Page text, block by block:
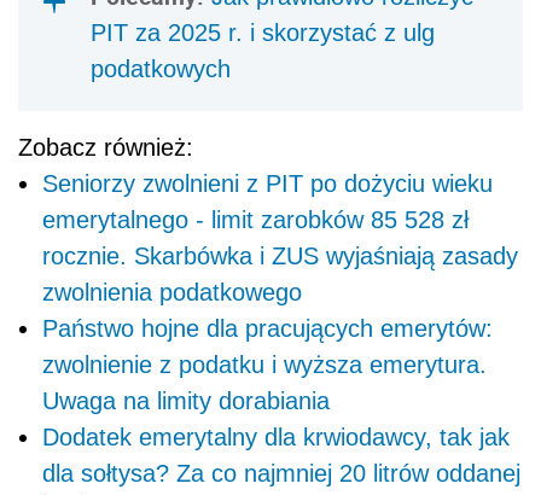
PIT za 2025 r. i skorzystać z ulg
podatkowych
Zobacz również:
Seniorzy zwolnieni z PIT po dożyciu wieku
emerytalnego - limit zarobków 85 528 zł
rocznie. Skarbówka i ZUS wyjaśniają zasady
zwolnienia podatkowego
Państwo hojne dla pracujących emerytów:
zwolnienie z podatku i wyższa emerytura.
Uwaga na limity dorabiania
Dodatek emerytalny dla krwiodawcy, tak jak
dla sołtysa? Za co najmniej 20 litrów oddanej